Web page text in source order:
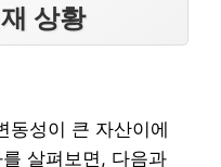
상황
동성이 큰 자산이에
살펴보면, 다음과